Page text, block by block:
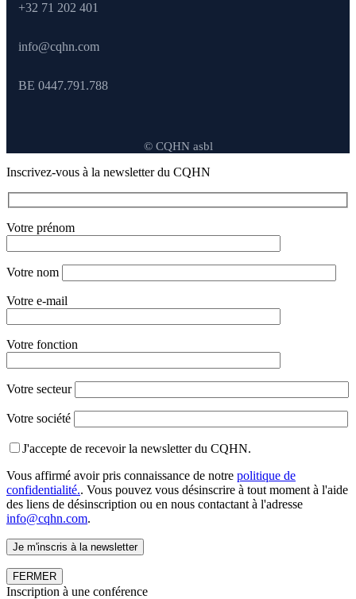
+32 71 202 401
info@cqhn.com
BE 0447.791.788
© CQHN asbl
Inscrivez-vous à la newsletter du CQHN
Votre prénom
Votre nom
Votre e-mail
Votre fonction
Votre secteur
Votre société
J'accepte de recevoir la newsletter du CQHN.
Vous affirmé avoir pris connaissance de notre politique de
confidentialité.. Vous pouvez vous désinscrire à tout moment à l'aide
des liens de désinscription ou en nous contactant à l'adresse
info@cqhn.com.
FERMER
Inscription à une conférence